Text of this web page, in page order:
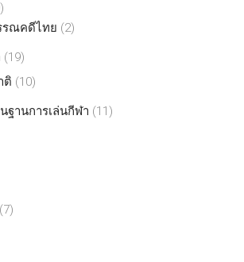
รณคดีไทย (2)
(19)
ติ (10)
ฐานการเล่นกีฬา (11)
(7)